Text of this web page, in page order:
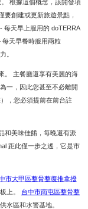
根據這個概念，該開發項
要創建或更新旅遊景點，
每天早上服用的 doTERRA
每天早餐時服用兩粒
。
。 主餐廳還享有美麗的海
一，因此您甚至不必離開
，您必須提前在前台註
和美味佳餚，每晚還有派
距此僅一步之遙，它是市
市大甲區整骨整復推拿撥
上。 台中市南屯區整骨整
水區和水警基地。